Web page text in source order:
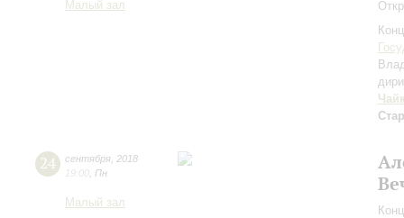
Малый зал
24 сентября 2018
19:00 Пн
Малый зал